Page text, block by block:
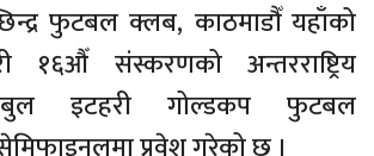
फुटबल क्लब, काठमाडौँ यहाँको
१६औँ संस्करणको अन्तरराष्ट्रिय
इटहरी गोल्डकप फुटबल